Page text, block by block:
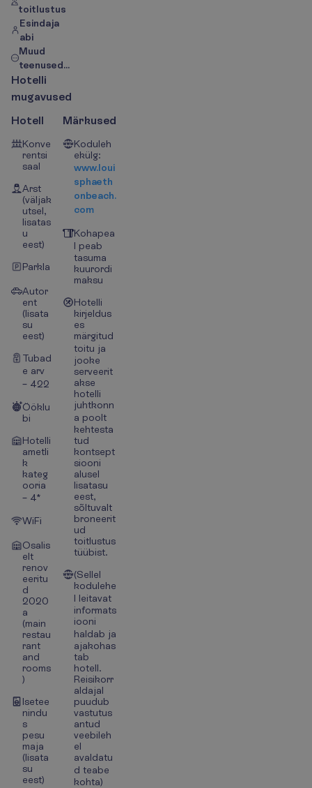
toitlustus
Esindaja
abi
Muud
teenused...
Hotelli
mugavused
Hotell
Konve
rentsi
saal
Arst
(väljak
utsel,
lisatas
u
eest)
Parkla
Autor
ent
(lisata
su
eest)
Tubad
e arv
– 422
Ööklu
bi
Hotelli
ametli
k
kateg
ooria
– 4*
WiFi
Osalis
elt
renov
eeritu
d
2020
a
(main
restau
rant
and
rooms
)
Isetee
nindu
s
pesu
maja
(lisata
su
eest)
Märkused
Koduleh
ekülg:
www.loui
sphaeth
onbeach.
com
Kohapea
l peab
tasuma
kuurordi
maksu
Hotelli
kirjeldus
es
märgitud
toitu ja
jooke
serveerit
akse
hotelli
juhtkonn
a poolt
kehtesta
tud
kontsept
siooni
alusel
lisatasu
eest,
sõltuvalt
broneerit
ud
toitlustus
tüübist.
(Sellel
kodulehe
l leitavat
informats
iooni
haldab ja
ajakohas
tab
hotell.
Reisikorr
aldajal
puudub
vastutus
antud
veebileh
el
avaldatu
d teabe
kohta)